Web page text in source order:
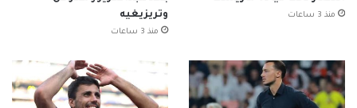
منذ 3 ساعات
وتريزيغيه
منذ 3 ساعات